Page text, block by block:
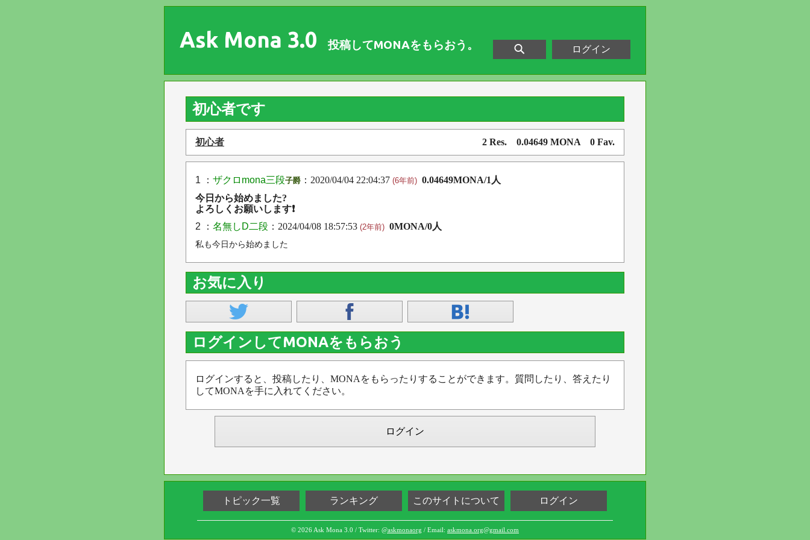
Ask Mona 3.0 投稿してMONAをもらおう。 ログイン
初心者です
初心者 2 Res. 0.04649 MONA 0 Fav.
1 ： ザクロmona三段子爵 ：2020/04/04 22:04:37 (6年前) 0.04649MONA/1人
今日から始めました?
よろしくお願いします❗
2 ： 名無しD二段 ：2024/04/08 18:57:53 (2年前) 0MONA/0人
私も今日から始めました
お気に入り
ログインしてMONAをもらおう
ログインすると、投稿したり、MONAをもらったりすることができます。質問したり、答えたり
してMONAを手に入れてください。
ログイン
トピック一覧 ランキング このサイトについて ログイン
© 2026 Ask Mona 3.0 / Twitter: @askmonaorg / Email: askmona.org@gmail.com